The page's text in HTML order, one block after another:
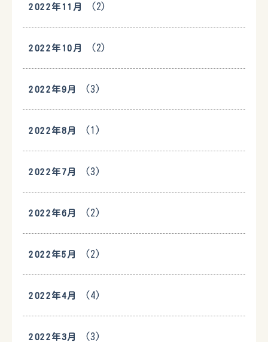
2022年11月 (2)
2022年10月 (2)
2022年9月 (3)
2022年8月 (1)
2022年7月 (3)
2022年6月 (2)
2022年5月 (2)
2022年4月 (4)
2022年3月 (3)